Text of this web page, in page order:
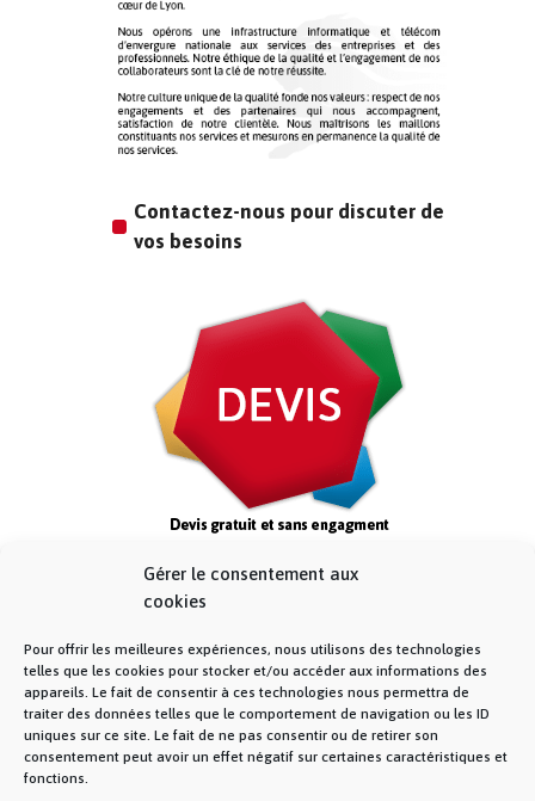
Gérer le consentement aux
cookies
Pour offrir les meilleures expériences, nous utilisons des technologies
telles que les cookies pour stocker et/ou accéder aux informations des
appareils. Le fait de consentir à ces technologies nous permettra de
traiter des données telles que le comportement de navigation ou les ID
uniques sur ce site. Le fait de ne pas consentir ou de retirer son
consentement peut avoir un effet négatif sur certaines caractéristiques et
fonctions.
Contactez-nous pour discuter de
vos besoins